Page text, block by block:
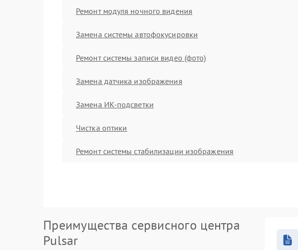
Ремонт модуля ночного видения
Замена системы автофокусировки
Ремонт системы записи видео (фото)
Замена датчика изображения
Замена ИК-подсветки
Чистка оптики
Ремонт системы стабилизации изображения
Преимущества сервисного центра
Pulsar